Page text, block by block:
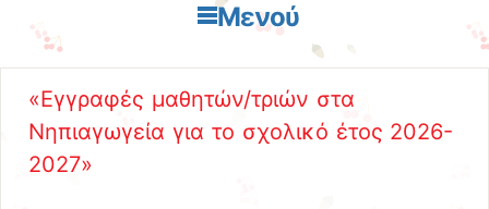
Μενού
Μετάβαση στο περιεχόμενο
«Εγγραφές μαθητών/τριών στα
Νηπιαγωγεία για το σχολικό έτος 2026-
2027»